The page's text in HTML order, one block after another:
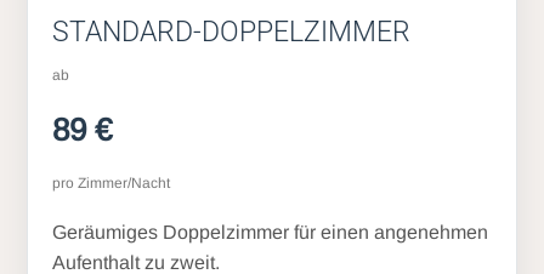
STANDARD-DOPPELZIMMER
ab
89 €
pro Zimmer/Nacht
Geräumiges Doppelzimmer für einen angenehmen
Aufenthalt zu zweit.